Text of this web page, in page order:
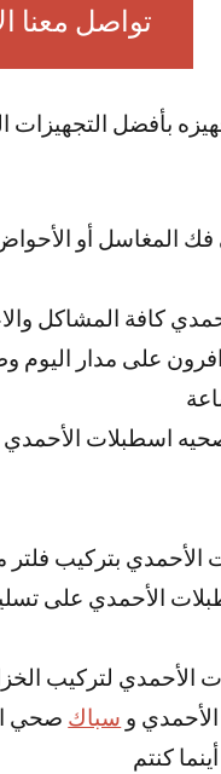
تواصل معنا الآن
بأفضل
المغاسل أو
كافة المشاكل
على مدار اليوم
اسطبلات
بتركيب فلتر
الأحمدي على
لتركيب
و سباك صحي
كنتم